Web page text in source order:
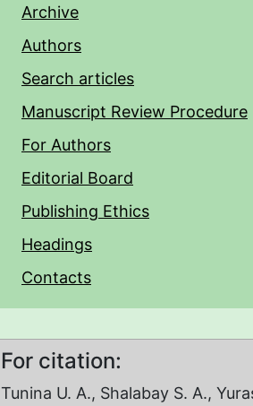
Archive
Authors
Search articles
Manuscript Review Procedure
For Authors
Editorial Board
Publishing Ethics
Headings
Contacts
For citation:
Tunina U. А., Shalabay S. A.,